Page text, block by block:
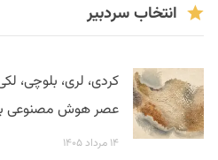
انتخاب سردبیر
کردی، لری، بلوچی،
عصر هوش مصنوعی
۱۴ مرداد ۱۴۰۵